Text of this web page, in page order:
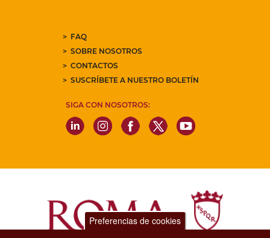
FAQ
SOBRE NOSOTROS
CONTACTOS
SUSCRÍBETE A NUESTRO BOLETÍN
SIGA CON NOSOTROS:
Preferencias de cookies